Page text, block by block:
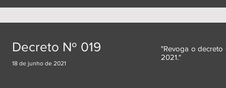
Decreto Nº 019
18 de junho de 2021
"Revoga o decreto
2021."